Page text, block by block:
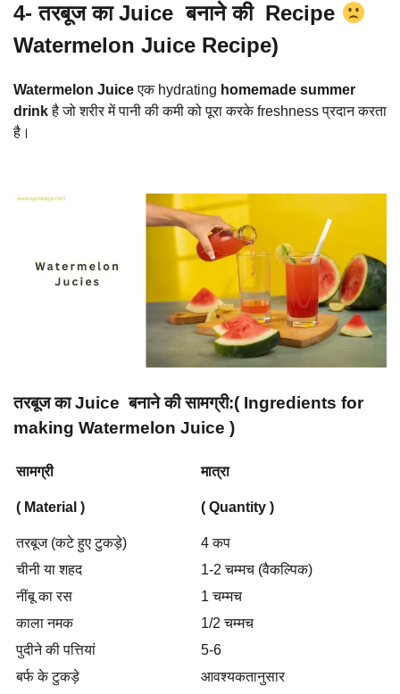
4- तरबूज का Juice बनाने की Recipe
Watermelon Juice Recipe)
Watermelon Juiceएक hydrating homemade summer
drinkहै जो शरीर में पानी की कमी को पूरा करके freshness प्रदान करता
है।
तरबूज का Juice बनाने की सामग्री:( Ingredients for
making Watermelon Juice )
सामग्री
( Material )
मात्रा
( Quantity )
तरबूज (कटे हुए टुकड़े)
4 कप
चीनी या शहद
1-2 चम्मच (वैकल्पिक)
नींबू का रस
1 चम्मच
काला नमक
1/2 चम्मच
पुदीने की पत्तियां
5-6
बर्फ के टुकड़े
आवश्यकतानुसार